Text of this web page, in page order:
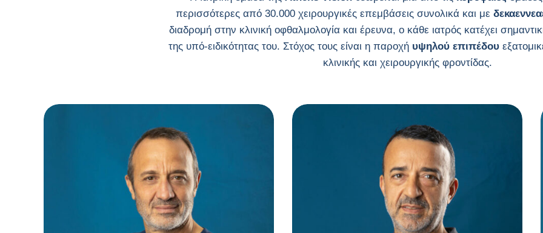
περισσότερες από 30.000 χειρουργικές επεμβάσεις συνολικά και με
διαδρομή στην κλινική οφθαλμολογία και έρευνα, ο κάθε ιατρός κατέχει
της υπό-ειδικότητας του. Στόχος τους είναι η παροχή υψηλού επιπέδου
κλινικής και χειρουργικής φροντίδας.